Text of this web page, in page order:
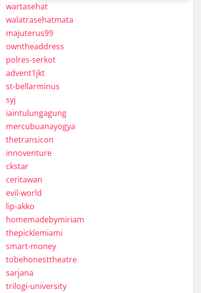
wartasehat
walatrasehatmata
majuterus99
owntheaddress
polres-serkot
advent1jkt
st-bellarminus
syj
iaintulungagung
mercubuanayogya
thetransicon
innoventure
ckstar
ceritawan
evil-world
lip-akko
homemadebymiriam
thepicklemiami
smart-money
tobehonesttheatre
sarjana
trilogi-university